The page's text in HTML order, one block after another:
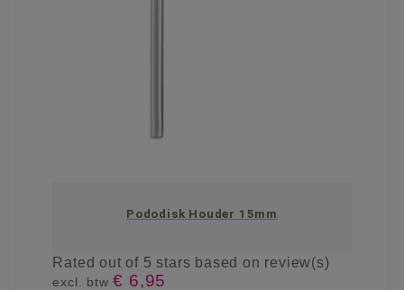
Pododisk Houder 15mm
Ratedout of 5 stars based on review(s)
excl. btw€ 6,95